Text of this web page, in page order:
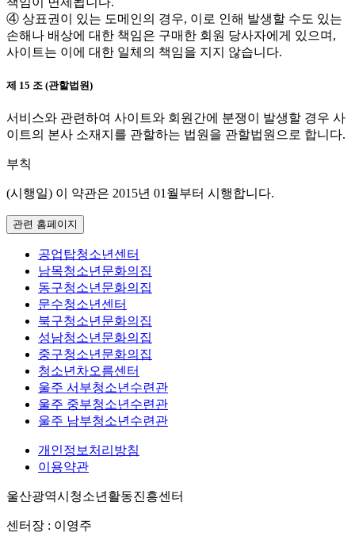
④ 상표권이 있는 도메인의 경우, 이로 인해 발생할 수도 있는
손해나 배상에 대한 책임은 구매한 회원 당사자에게 있으며,
사이트는 이에 대한 일체의 책임을 지지 않습니다.
제 15 조 (관할법원)
서비스와 관련하여 사이트와 회원간에 분쟁이 발생할 경우 사
이트의 본사 소재지를 관할하는 법원을 관할법원으로 합니다.
부칙
(시행일) 이 약관은 2015년 01월부터 시행합니다.
관련 홈페이지
공업탑청소년센터
남목청소년문화의집
동구청소년문화의집
문수청소년센터
북구청소년문화의집
성남청소년문화의집
중구청소년문화의집
청소년차오름센터
울주 서부청소년수련관
울주 중부청소년수련관
울주 남부청소년수련관
개인정보처리방침
이용약관
울산광역시청소년활동진흥센터
센터장 : 이영주